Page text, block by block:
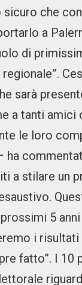
sicuro che
a
di
sarà
a tanti
le loro
ha
a stilare un
5
i
fatto”. I 10